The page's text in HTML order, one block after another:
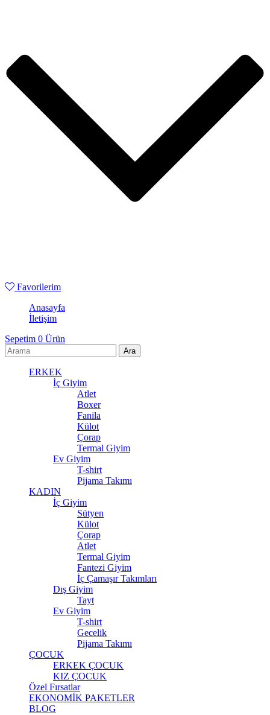
Favorilerim
Anasayfa
İletişim
Sepetim 0 Ürün
ERKEK
İç Giyim
Atlet
Boxer
Fanila
Külot
Çorap
Termal Giyim
Ev Giyim
T-shirt
Pijama Takımı
KADIN
İç Giyim
Sütyen
Külot
Çorap
Atlet
Termal Giyim
Fantezi Giyim
İç Çamaşır Takımları
Dış Giyim
Tayt
Ev Giyim
T-shirt
Gecelik
Pijama Takımı
ÇOCUK
ERKEK ÇOCUK
KIZ ÇOCUK
Özel Fırsatlar
EKONOMİK PAKETLER
BLOG